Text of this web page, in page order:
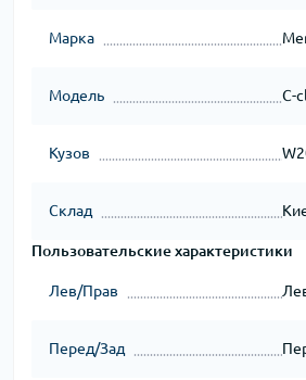
Марка
Модель C-
Кузов
Склад
Пользовательские характеристики
Лев/Прав
Перед/Зад